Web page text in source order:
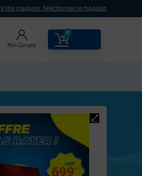
Votre magasin: Sélectionnez le magasin
Mon Compte
0